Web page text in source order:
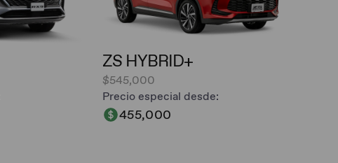
ZS HYBRID+
$545,000
Precio especial desde:
455,000